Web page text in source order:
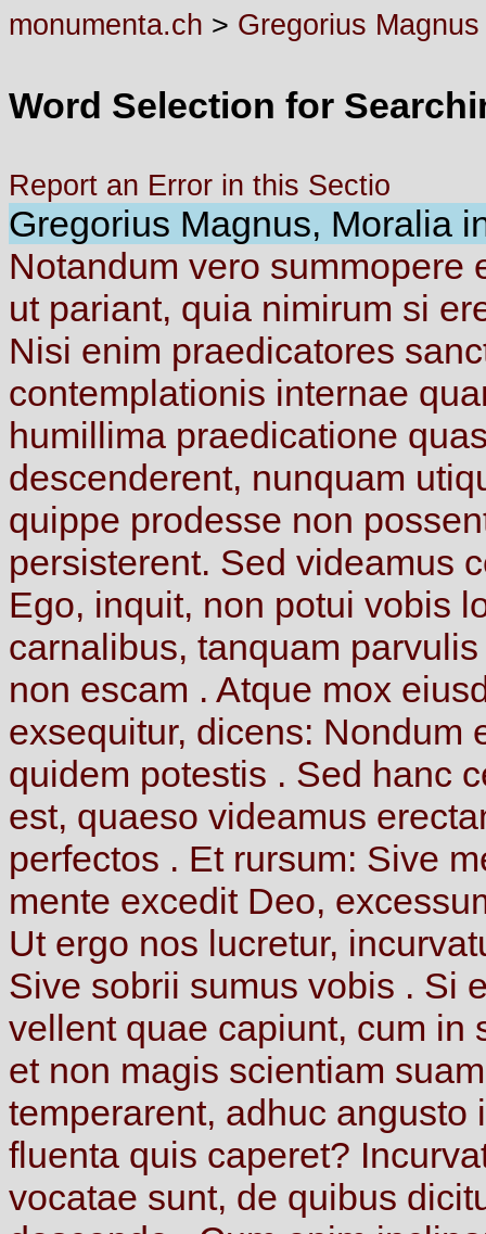
monumenta.ch > Gregorius Magnus
Word Selection for
Report an Error in this Sectio
Gregorius Magnus, Moralia
Notandum vero summopere
ut pariant, quia nimirum si
Nisi enim praedicatores
contemplationis internae
humillima praedicatione
descenderent, nunquam
quippe prodesse non
persisterent. Sed videamus
Ego, inquit, non potui vobis
carnalibus, tanquam
non escam . Atque mox
exsequitur, dicens: Nondum
quidem potestis . Sed hanc
est, quaeso videamus
perfectos . Et rursum: Sive
mente excedit Deo,
Ut ergo nos lucretur,
Sive sobrii sumus vobis . Si
vellent quae capiunt, cum in
et non magis scientiam
temperarent, adhuc angusto
fluenta quis caperet?
vocatae sunt, de quibus